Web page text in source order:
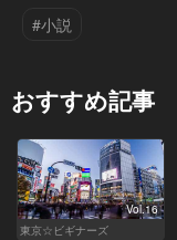
#小説
おすすめ記事
Vol.16
東京☆ビギナーズ